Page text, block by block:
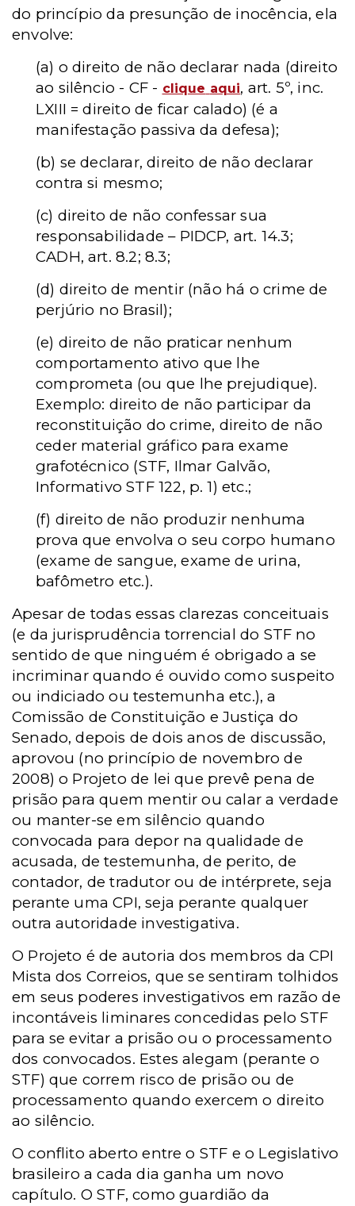
do princípio da presunção de inocência, ela
envolve:
(a) o direito de não declarar nada (direito
ao silêncio - CF - clique aqui, art. 5º, inc.
LXIII = direito de ficar calado) (é a
manifestação passiva da defesa);
(b) se declarar, direito de não declarar
contra si mesmo;
(c) direito de não confessar sua
responsabilidade – PIDCP, art. 14.3;
CADH, art. 8.2; 8.3;
(d) direito de mentir (não há o crime de
perjúrio no Brasil);
(e) direito de não praticar nenhum
comportamento ativo que lhe
comprometa (ou que lhe prejudique).
Exemplo: direito de não participar da
reconstituição do crime, direito de não
ceder material gráfico para exame
grafotécnico (STF, Ilmar Galvão,
Informativo STF 122, p. 1) etc.;
(f) direito de não produzir nenhuma
prova que envolva o seu corpo humano
(exame de sangue, exame de urina,
bafômetro etc.).
Apesar de todas essas clarezas conceituais
(e da jurisprudência torrencial do STF no
sentido de que ninguém é obrigado a se
incriminar quando é ouvido como suspeito
ou indiciado ou testemunha etc.), a
Comissão de Constituição e Justiça do
Senado, depois de dois anos de discussão,
aprovou (no princípio de novembro de
2008) o Projeto de lei que prevê pena de
prisão para quem mentir ou calar a verdade
ou manter-se em silêncio quando
convocada para depor na qualidade de
acusada, de testemunha, de perito, de
contador, de tradutor ou de intérprete, seja
perante uma CPI, seja perante qualquer
outra autoridade investigativa.
O Projeto é de autoria dos membros da CPI
Mista dos Correios, que se sentiram tolhidos
em seus poderes investigativos em razão de
incontáveis liminares concedidas pelo STF
para se evitar a prisão ou o processamento
dos convocados. Estes alegam (perante o
STF) que correm risco de prisão ou de
processamento quando exercem o direito
ao silêncio.
O conflito aberto entre o STF e o Legislativo
brasileiro a cada dia ganha um novo
capítulo. O STF, como guardião da